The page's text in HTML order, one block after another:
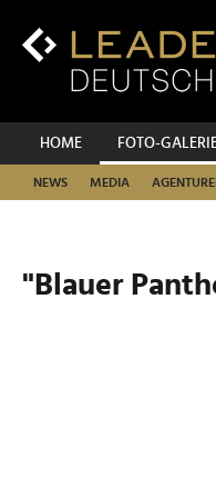
Inhalt
Hauptnavigation
HOME FOTO-
NEWS MEDIA
"Blauer